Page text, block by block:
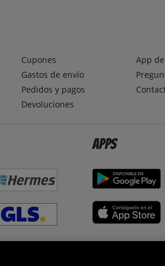
Cupones
Gastos de envío
Pedidos y pagos
Devoluciones
App
Apps